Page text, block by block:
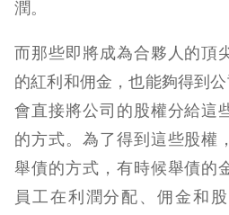
潤。
而那些即將成為合夥人的頂
的紅利和佣金，也能夠得到
會直接將公司的股權分給這
的方式。為了得到這些股權
舉債的方式，有時候舉債的
員工在利潤分配、佣金和